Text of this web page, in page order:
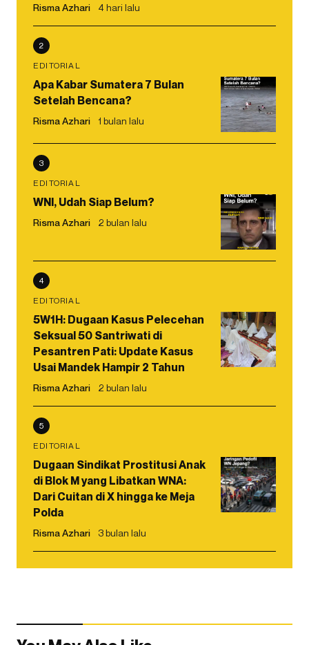
Risma Azhari 4 hari lalu
2
EDITORIAL
Apa Kabar Sumatera 7 Bulan
Setelah Bencana?
Risma Azhari 1 bulan lalu
3
EDITORIAL
WNI, Udah Siap Belum?
Risma Azhari 2 bulan lalu
4
EDITORIAL
5W1H: Dugaan Kasus Pelecehan
Seksual 50 Santriwati di
Pesantren Pati: Update Kasus
Usai Mandek Hampir 2 Tahun
Risma Azhari 2 bulan lalu
5
EDITORIAL
Dugaan Sindikat Prostitusi Anak
di Blok M yang Libatkan WNA:
Dari Cuitan di X hingga ke Meja
Polda
Risma Azhari 3 bulan lalu